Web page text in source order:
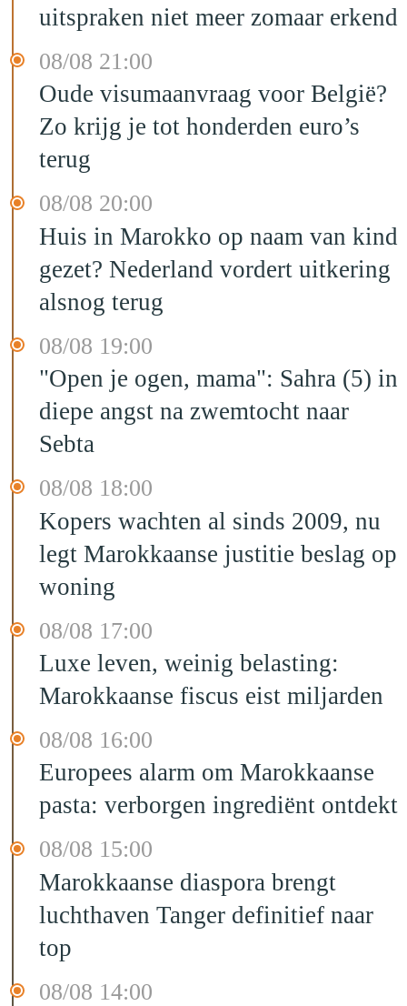
uitspraken niet meer zomaar erkend
08/08 21:00
Oude visumaanvraag voor België?
Zo krijg je tot honderden euro’s
terug
08/08 20:00
Huis in Marokko op naam van kind
gezet? Nederland vordert uitkering
alsnog terug
08/08 19:00
"Open je ogen, mama": Sahra (5) in
diepe angst na zwemtocht naar
Sebta
08/08 18:00
Kopers wachten al sinds 2009, nu
legt Marokkaanse justitie beslag op
woning
08/08 17:00
Luxe leven, weinig belasting:
Marokkaanse fiscus eist miljarden
08/08 16:00
Europees alarm om Marokkaanse
pasta: verborgen ingrediënt ontdekt
08/08 15:00
Marokkaanse diaspora brengt
luchthaven Tanger definitief naar
top
08/08 14:00